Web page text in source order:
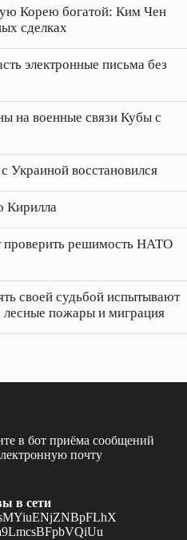
Корею богатой: Ким Чен
сделках
электронные письма без
на военные связи Кубы с
восстановился
Кирилла
решимость НАТО
своей судьбой испытывают
пожары и миграция
в бот приёма сообщений
почту
в сети